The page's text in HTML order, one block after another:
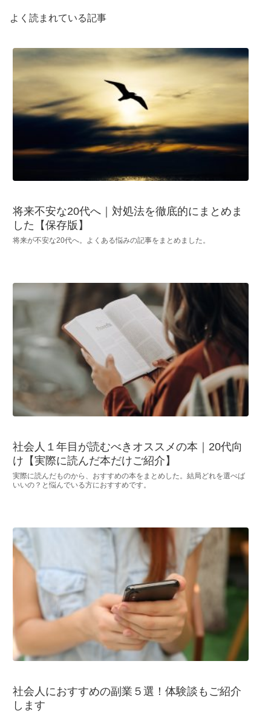
よく読まれている記事
将来不安な20代へ｜対処法を徹底的にまとめま
した【保存版】
将来が不安な20代へ。よくある悩みの記事をまとめました。
社会人１年目が読むべきオススメの本｜20代向
け【実際に読んだ本だけご紹介】
実際に読んだものから、おすすめの本をまとめした。結局どれを選べば
いいの？と悩んでいる方におすすめです。
社会人におすすめの副業５選！体験談もご紹介
します